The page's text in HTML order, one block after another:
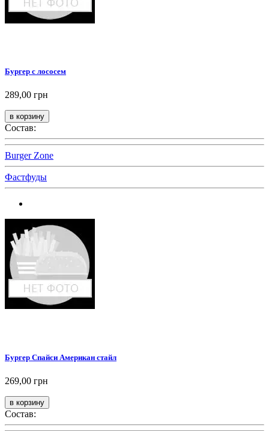
Бургер с лососем
289,00 грн
Состав:
Burger Zone
Фастфуды
Бургер Спайси Американ стайл
269,00 грн
Состав: